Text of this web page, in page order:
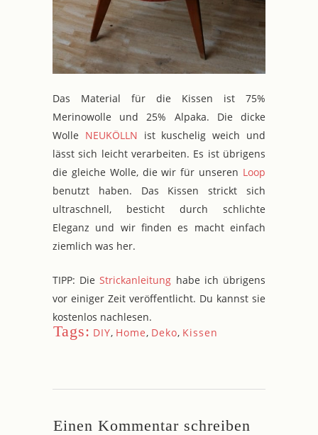
Das Material für die Kissen ist 75%
Merinowolle und 25% Alpaka. Die dicke
Wolle NEUKÖLLN ist kuschelig weich und
lässt sich leicht verarbeiten. Es ist übrigens
die gleiche Wolle, die wir für unseren Loop
benutzt haben. Das Kissen strickt sich
ultraschnell, besticht durch schlichte
Eleganz und wir finden es macht einfach
ziemlich was her.
TIPP: DieStrickanleitung habe ich übrigens
vor einiger Zeit veröffentlicht. Du kannst sie
kostenlos nachlesen.
Tags: DIY, Home, Deko, Kissen
Einen Kommentar schreiben